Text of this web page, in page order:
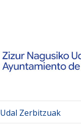
Udal Zerbitzuak